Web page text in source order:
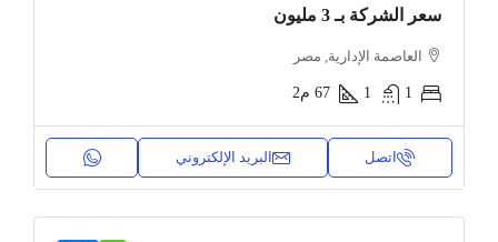
سعر الشركة بـ 3 مليون
العاصمة الإدارية, مصر
1
1
67 م2
اتصل البريد الإلكتروني